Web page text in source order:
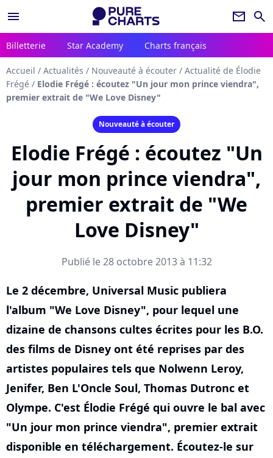
menu newsletter search
Billetterie Star Academy Charts français
Accueil / Actualités / Nouveauté à écouter / Actualité de Élodie
Frégé / Elodie Frégé : écoutez "Un jour mon prince viendra",
premier extrait de "We Love Disney"
Nouveauté à écouter
Elodie Frégé : écoutez "Un
jour mon prince viendra",
premier extrait de "We
Love Disney"
Publié le 28 octobre 2013 à 11:32
Le 2 décembre, Universal Music publiera
l'album "We Love Disney", pour lequel une
dizaine de chansons cultes écrites pour les B.O.
des films de Disney ont été reprises par des
artistes populaires tels que Nolwenn Leroy,
Jenifer, Ben L'Oncle Soul, Thomas Dutronc et
Olympe. C'est Élodie Frégé qui ouvre le bal avec
"Un jour mon prince viendra", premier extrait
disponible en téléchargement. Écoutez-le sur